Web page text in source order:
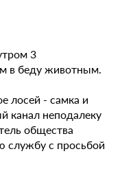
3
в беду животным.
лосей - самка и
канал неподалеку
общества
службу с просьбой